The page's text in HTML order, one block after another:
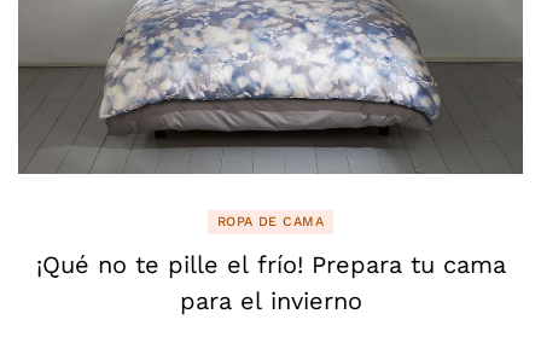
ROPA DE CAMA
¡Qué no te pille el frío! Prepara tu cama
para el invierno